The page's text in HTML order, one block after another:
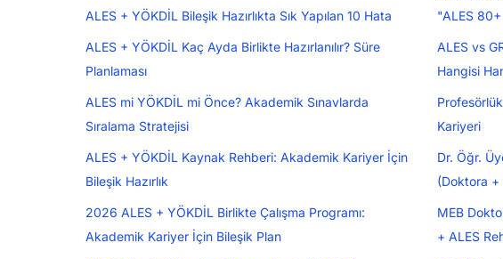
ALES + YÖKDİL Bileşik Hazırlıkta Sık Yapılan 10 Hata
ALES + YÖKDİL Kaç Ayda Birlikte Hazırlanılır? Süre
Planlaması
ALES mi YÖKDİL mi Önce? Akademik Sınavlarda
Sıralama Stratejisi
ALES + YÖKDİL Kaynak Rehberi: Akademik Kariyer İçin
Bileşik Hazırlık
2026 ALES + YÖKDİL Birlikte Çalışma Programı:
Akademik Kariyer İçin Bileşik Plan
"ALES 80+
ALES vs
Hangisi
Kariyeri
Dr. Öğr.
(Doktora +
MEB
+ ALES